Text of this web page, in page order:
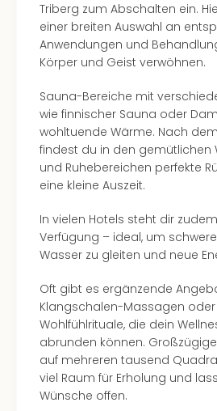
Triberg zum Abschalten ein.
einer breiten Auswahl an
Anwendungen und
Körper und Geist verwöhnen.
Sauna-Bereiche mit
wie finnischer Sauna oder
wohltuende Wärme. Nach
findest du in den gemütlichen
und Ruhebereichen perfekte
eine kleine Auszeit.
In vielen Hotels steht dir
Verfügung – ideal, um
Wasser zu gleiten und neue
Oft gibt es ergänzende
Klangschalen-Massagen
Wohlfühlrituale, die dein
abrunden können.
auf mehreren tausend
viel Raum für Erholung und
Wünsche offen.